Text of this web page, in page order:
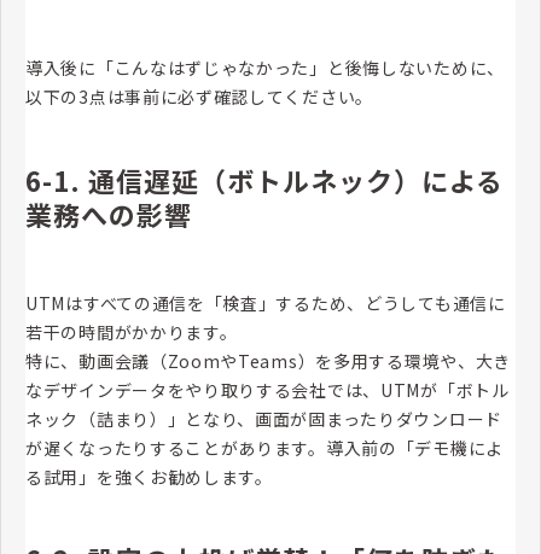
導入後に「こんなはずじゃなかった」と後悔しないために、
以下の3点は事前に必ず確認してください。
6-1. 通信遅延（ボトルネック）による
業務への影響
UTMはすべての通信を「検査」するため、どうしても通信に
若干の時間がかかります。
特に、動画会議（ZoomやTeams）を多用する環境や、大き
なデザインデータをやり取りする会社では、UTMが「ボトル
ネック（詰まり）」となり、画面が固まったりダウンロード
が遅くなったりすることがあります。導入前の「デモ機によ
る試用」を強くお勧めします。